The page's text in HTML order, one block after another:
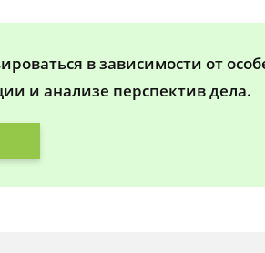
в зависимости от
и анализе перспектив дела.